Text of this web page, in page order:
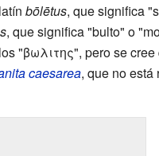
bōlētus, que significa
, que significa "bulto" o
"βωλιτης", pero se
caesarea, que no está